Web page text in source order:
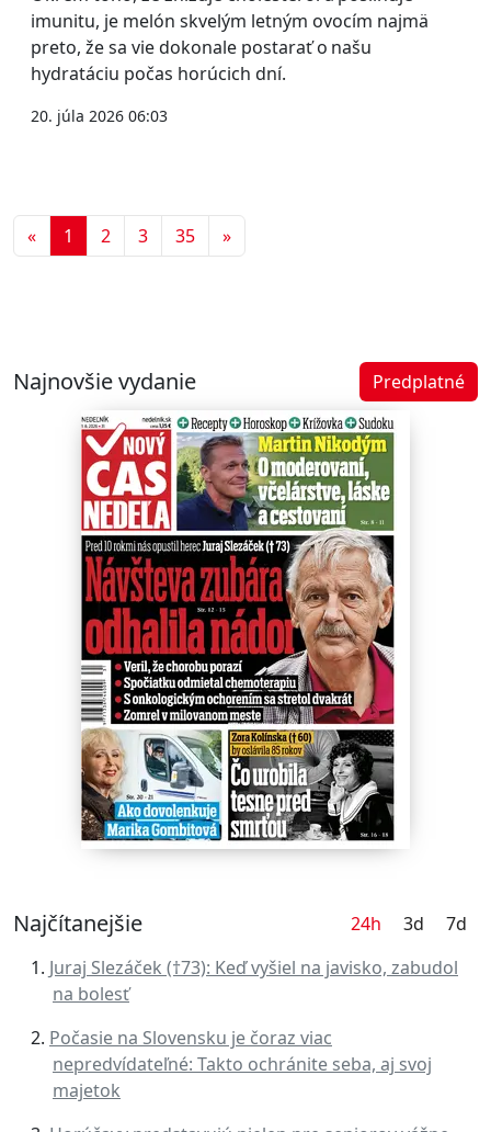
imunitu, je melón skvelým letným ovocím najmä
preto, že sa vie dokonale postarať o našu
hydratáciu počas horúcich dní.
20. júla 2026 06:03
«Predchádzajúca
1 2 3 35 »Ďalšia
Najnovšie vydanie Predplatné
Najčítanejšie 24h 3d
7d
Juraj Slezáček (†73): Keď vyšiel na javisko, zabudol
na bolesť
Počasie na Slovensku je čoraz viac
nepredvídateľné: Takto ochránite seba, aj svoj
majetok